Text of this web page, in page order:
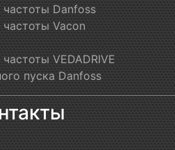
Danfoss
Vacon
VEDADRIVE
пуска Danfoss